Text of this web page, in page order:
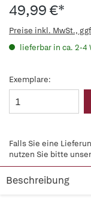
49,99 €*
Preise inkl. MwSt.,
lieferbar in ca. 2-4
Exemplare:
Falls Sie eine
nutzen Sie bitte unser
Beschreibung